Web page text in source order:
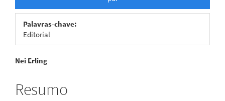
Palavras-chave:
Editorial
Conteúdo
do
Nei Erling
Resumo